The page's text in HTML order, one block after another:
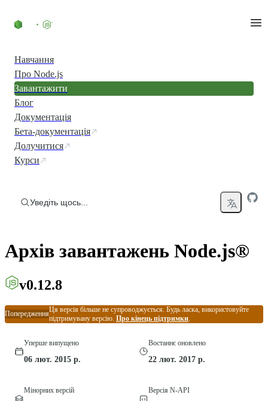
Навчання
Про Node.js
Завантажити
Блог
Документація
Бета-документація
Долучитися
Курси
Уведіть щось...
Архів завантажень Node.js®
v0.12.8
Попередження
Ця версія більше не супроводжується. Будь ласка, використовуйте
підтримувану версію. Про кінець підтримки
Уперше випущено
06 лют. 2015 р.
Востаннє оновлено
22 лют. 2017 р.
Мінорних версій Версія N-API